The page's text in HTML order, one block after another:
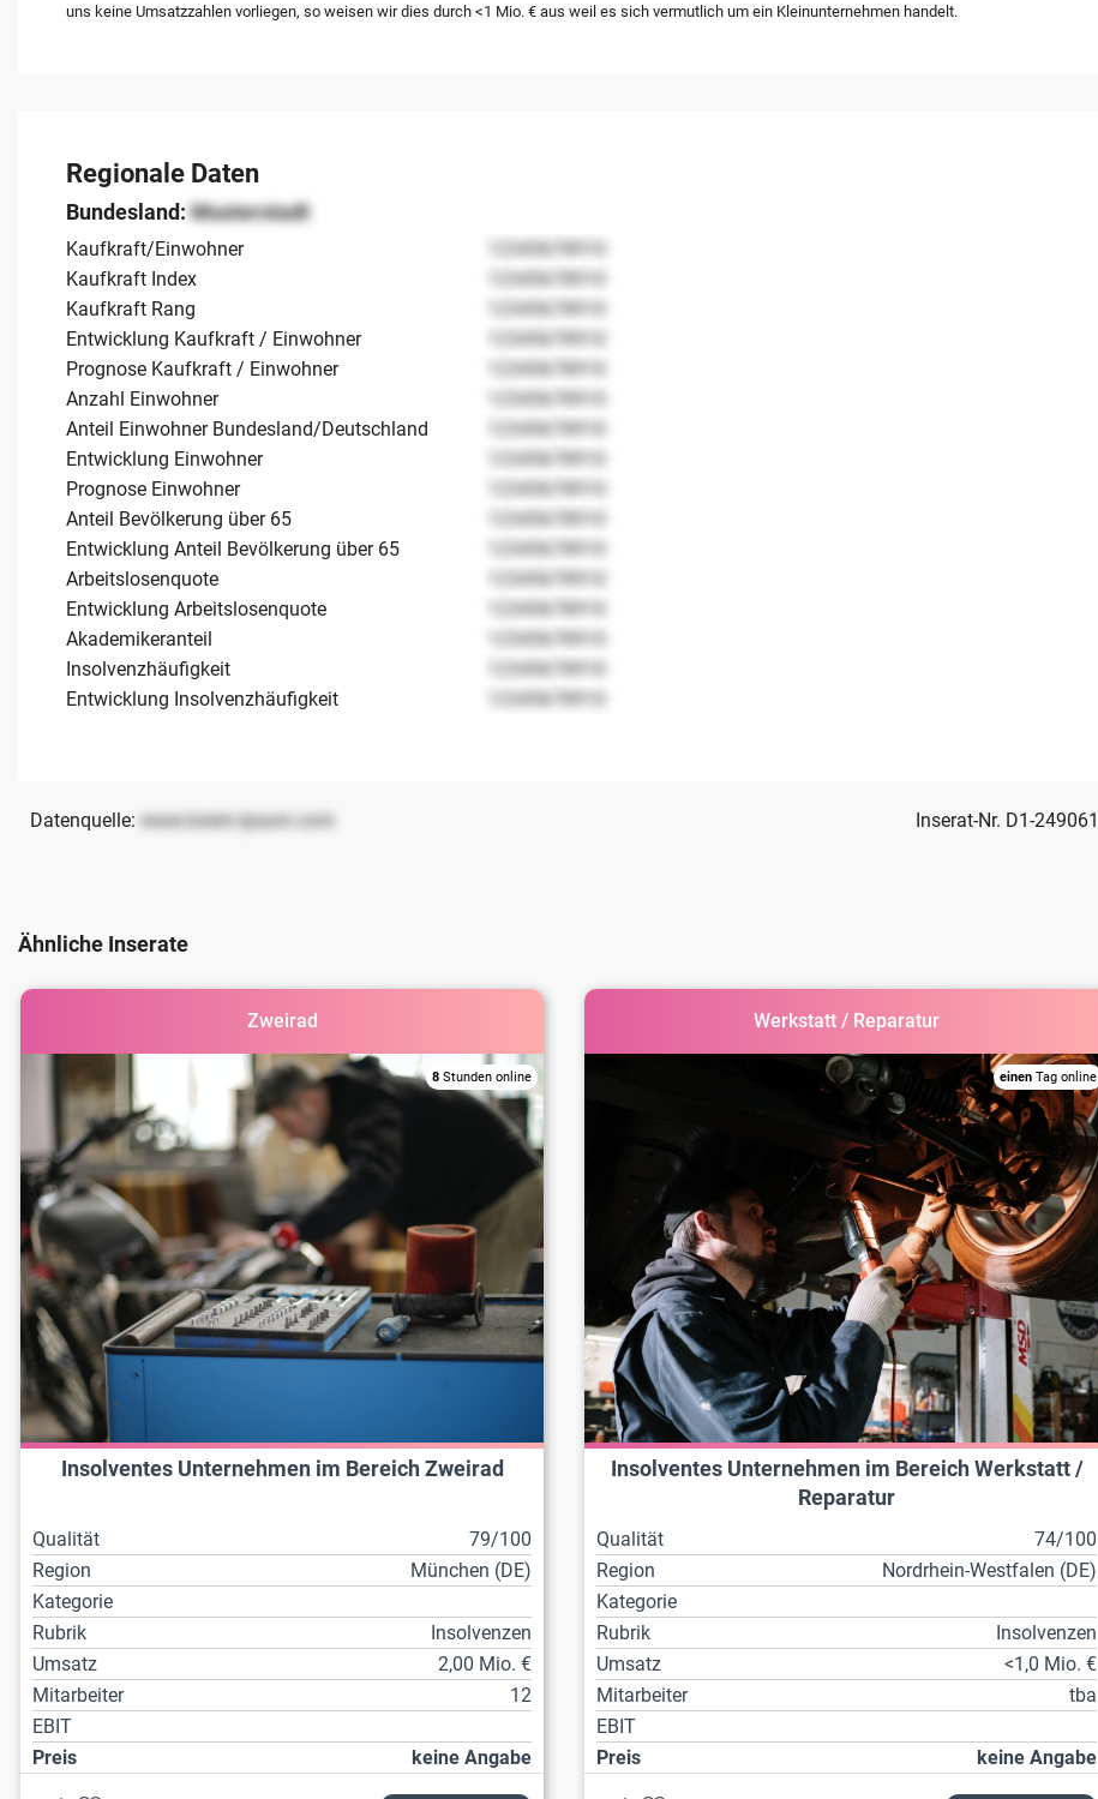
uns keine Umsatzzahlen vorliegen, so weisen wir dies durch <1 Mio. € aus weil es sich vermutlich um ein Kleinunternehmen handelt.
Regionale Daten
Bundesland:Musterstadt
Kaufkraft/Einwohner
12345678910
Kaufkraft Index
12345678910
Kaufkraft Rang
12345678910
Entwicklung Kaufkraft / Einwohner
12345678910
Prognose Kaufkraft / Einwohner
12345678910
Anzahl Einwohner
12345678910
Anteil Einwohner Bundesland/Deutschland
12345678910
Entwicklung Einwohner
12345678910
Prognose Einwohner
12345678910
Anteil Bevölkerung über 65
12345678910
Entwicklung Anteil Bevölkerung über 65
12345678910
Arbeitslosenquote
12345678910
Entwicklung Arbeitslosenquote
12345678910
Akademikeranteil
12345678910
Insolvenzhäufigkeit
12345678910
Entwicklung Insolvenzhäufigkeit
12345678910
Datenquelle: www.lorem-ipsum.com Inserat-Nr. D1-249061
Ähnliche Inserate
Zweirad
8 Stunden online
Insolventes Unternehmen im Bereich Zweirad
Qualität
79/100
Region
München (DE)
Kategorie
Rubrik
Insolvenzen
Umsatz
2,00 Mio. €
Mitarbeiter
12
EBIT
Preis
keine Angabe
Werkstatt / Reparatur
einenTag online
Insolventes Unternehmen im Bereich Werkstatt /
Reparatur
Qualität
74/100
Region
Nordrhein-Westfalen (DE)
Kategorie
Rubrik
Insolvenzen
Umsatz
<1,0 Mio. €
Mitarbeiter
tba
EBIT
Preis
keine Angabe